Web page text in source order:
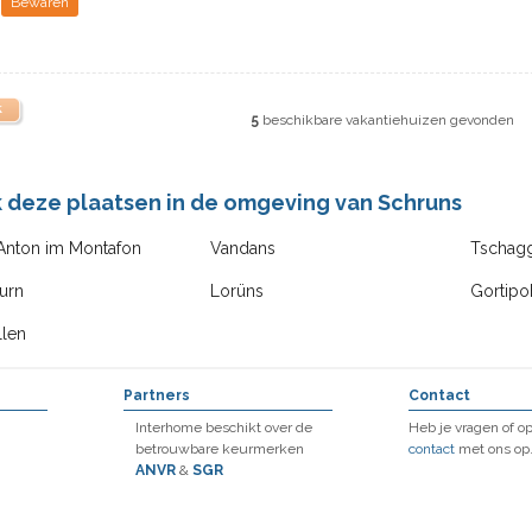
5beschikbare vakantiehuizen gevonden
deze plaatsen in de omgeving van Schruns
im Montafon Vandans
Lorüns
Partners
Interhome beschikt over de
betrouwbare keurmerken
ANVR & SGR
Contact
Heb je vragen of
contact met ons op.